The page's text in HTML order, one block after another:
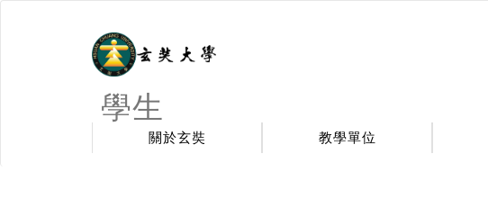
學生
關於玄奘 教學單位